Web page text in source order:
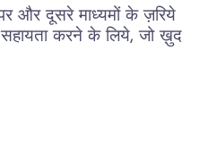
और दूसरे माध्यमों के ज़रिये
सहायता करने के लिये, जो ख़ुद